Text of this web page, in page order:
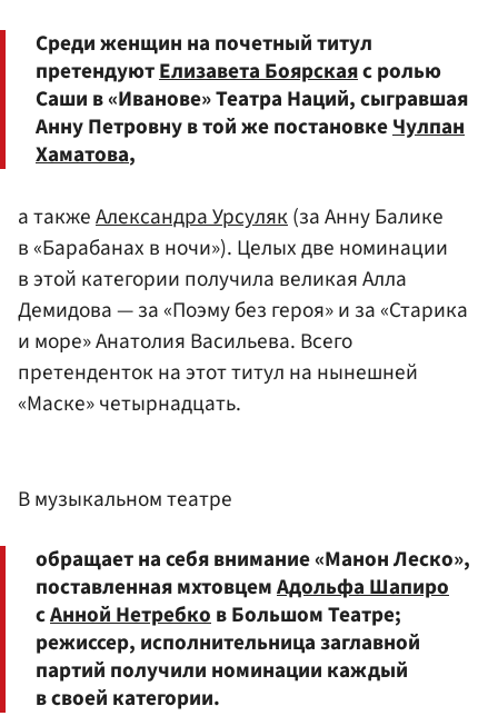
Среди женщин на почетный титул
претендуютЕлизавета Боярскаяс ролью
Саши в «Иванове» Театра Наций, сыгравшая
Анну Петровну в той же постановкеЧулпан
Хаматова,
а такжеАлександра Урсуляк(за Анну Балике
в «Барабанах в ночи»). Целых две номинации
в этой категории получила великая Алла
Демидова — за «Поэму без героя» и за «Старика
и море» Анатолия Васильева. Всего
претенденток на этот титул на нынешней
«Маске» четырнадцать.
В музыкальном театре
обращает на себя внимание «Манон Леско»,
поставленная мхтовцемАдольфа Шапиро
сАнной Нетребков Большом Театре;
режиссер, исполнительница заглавной
партий получили номинации каждый
в своей категории.